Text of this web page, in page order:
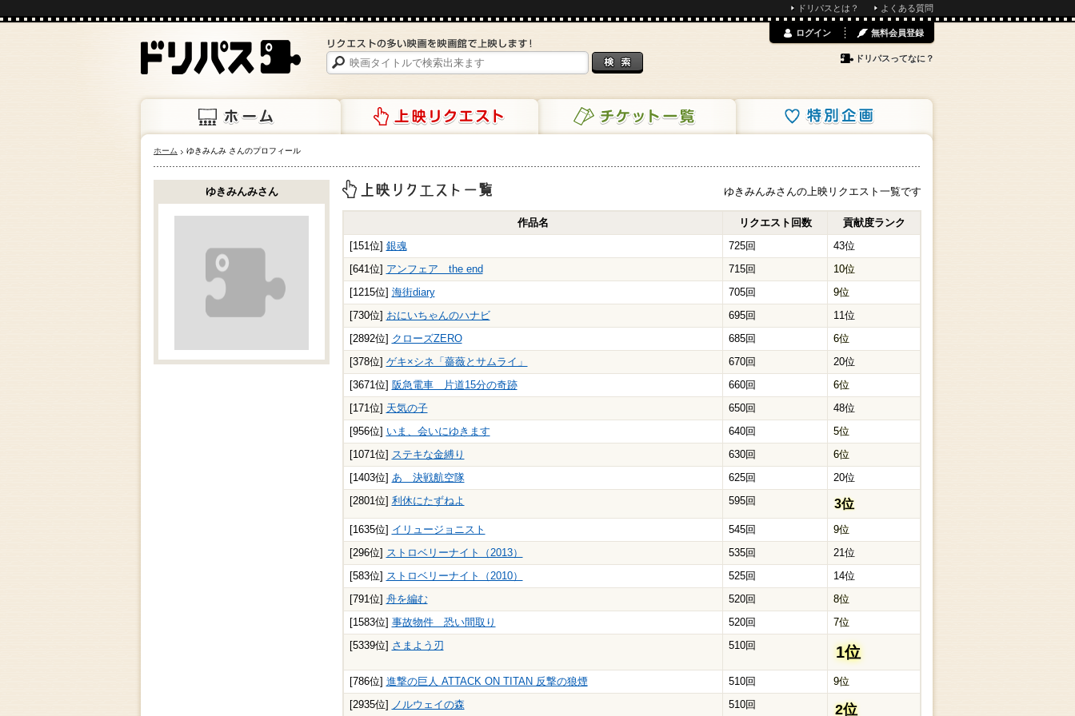
ドリパスとは？ よくある質問
ホーム 上映リクエスト チケット一覧 特別企画
ログイン 無料会員登録
ドリパスってなに？
ホーム ゆきみんみ さんのプロフィール
上映リクエスト一覧
ゆきみんみさんの上映リクエスト一覧です
作品名 リクエスト回数
貢献度ランク
[151位] 銀魂 725回
43位
[641位] アンフェア the end 715回
10位
[1215位] 海街diary 705回
9位
[730位] おにいちゃんのハナビ 695回
11位
[2892位] クローズZERO 685回
6位
[378位] ゲキ×シネ「薔薇とサムライ」 670回
20位
[3671位] 阪急電車 片道15分の奇跡 660回
6位
[171位] 天気の子 650回
48位
[956位] いま、会いにゆきます 640回
5位
[1071位] ステキな金縛り 630回
6位
[1403位] あゝ決戦航空隊 625回
20位
[2801位] 利休にたずねよ 595回 3位
[1635位] イリュージョニスト 545回
9位
[296位] ストロベリーナイト（2013） 535回
21位
[583位] ストロベリーナイト（2010） 525回
14位
[791位] 舟を編む 520回
8位
[1583位] 事故物件 恐い間取り 520回
7位
[5339位] さまよう刃 510回 1位
[786位] 進撃の巨人 ATTACK ON TITAN 反撃の狼煙 510回
9位
[2935位] ノルウェイの森 510回 2位
ゆきみんみさん